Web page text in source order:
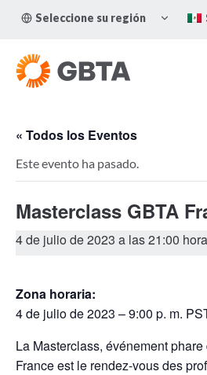
Seleccione su región
CHILD
« Todos los Eventos
Este evento ha pasado.
Masterclass GBTA
4 de julio de 2023 a las 21:00
Zona horaria:
4 de julio de 2023 – 9:00 p. m.
La Masterclass, événement
France est le rendez-vous des